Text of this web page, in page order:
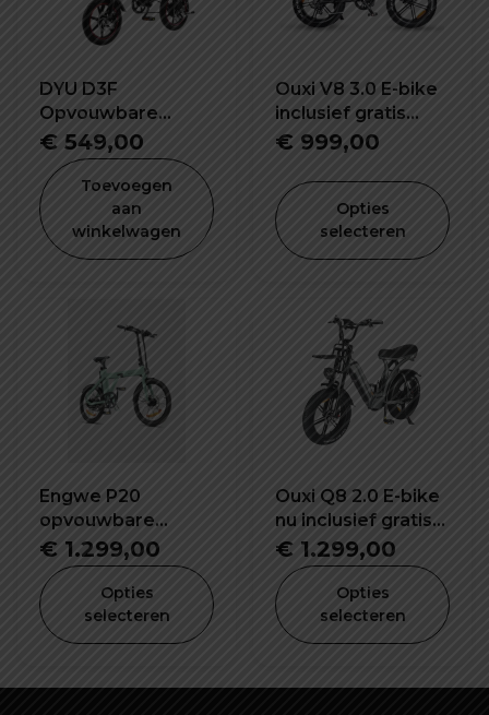
DYU D3F
Opvouwbare
elektrische fiets
€ 549,00
Toevoegen
aan
winkelwagen
Ouxi V8 3.0 E-bike
inclusief gratis
alarm, achterzitje
€ 999,00
Opties
selecteren
Engwe P20
opvouwbare
elektrische fiets
lekvrij banden
€ 1.299,00
Opties
selecteren
Ouxi Q8 2.0 E-bike
nu inclusief gratis
voorrekje -
voetsteuntjes -
bekerhouder en
alarm!
€ 1.299,00
Opties
selecteren